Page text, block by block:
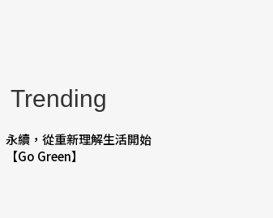
Trending
永續，從重新理解生活開始
【Go Green】